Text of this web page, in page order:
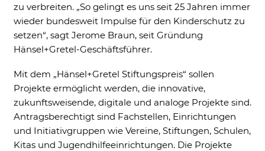
zu verbreiten. „So gelingt es uns seit 25 Jahren immer
wieder bundesweit Impulse für den Kinderschutz zu
setzen“, sagt Jerome Braun, seit Gründung
Hänsel+Gretel-Geschäftsführer.
Mit dem „Hänsel+Gretel Stiftungspreis“ sollen
Projekte ermöglicht werden, die innovative,
zukunftsweisende, digitale und analoge Projekte sind.
An­tragsberechtigt sind Fachstellen, Einrichtungen
und Initiativgruppen wie Vereine, Stiftungen, Schulen,
Kitas und Jugendhilfeeinrichtungen. Die Pro­jekte
Marketing und Statistik
Marketing und Statistik Cookies werden
verwendet, um anonymes Tracking zu
anonymisierte Daten an eventuelle
Cookie Informationen anzeigen